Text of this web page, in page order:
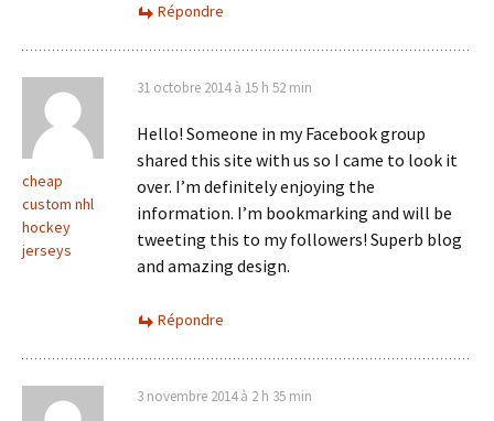
Répondre
cheap
custom nhl
hockey
jerseys
31 octobre 2014 à 15 h 52 min
Hello! Someone in my Facebook group
shared this site with us so I came to look it
over. I’m definitely enjoying the
information. I’m bookmarking and will be
tweeting this to my followers! Superb blog
and amazing design.
Répondre
3 novembre 2014 à 2 h 35 min